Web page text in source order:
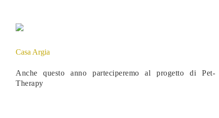
Casa Argia
Anche questo anno parteciperemo al progetto di Pet-
Therapy